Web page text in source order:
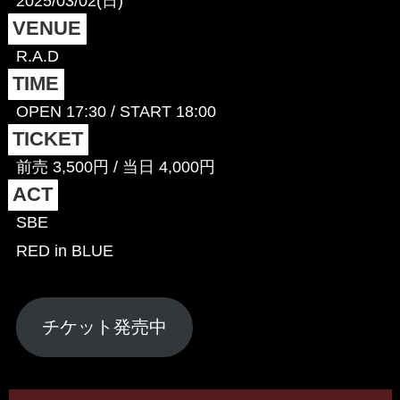
VENUE
R.A.D
TIME
OPEN 17:30 / START 18:00
TICKET
前売 3,500円 / 当日 4,000円
ACT
SBE
RED in BLUE
チケット発売中